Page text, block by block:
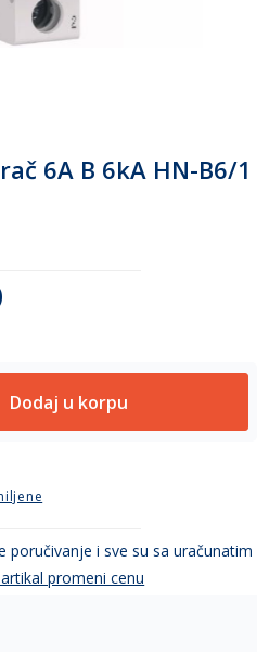
6A B 6kA HN-B6/1
Dodaj u korpu
poručivanje i sve su sa uračunatim
promeni cenu